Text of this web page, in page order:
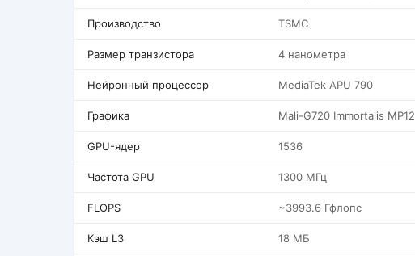
Производство TSMC
Размер транзистора 4 нанометра
Нейронный процессор MediaTek APU 790
Графика Mali-G720 Immortalis MP12
GPU-ядер 1536
Частота GPU 1300 МГц
FLOPS ~3993.6 Гфлопс
Кэш L3 18 МБ